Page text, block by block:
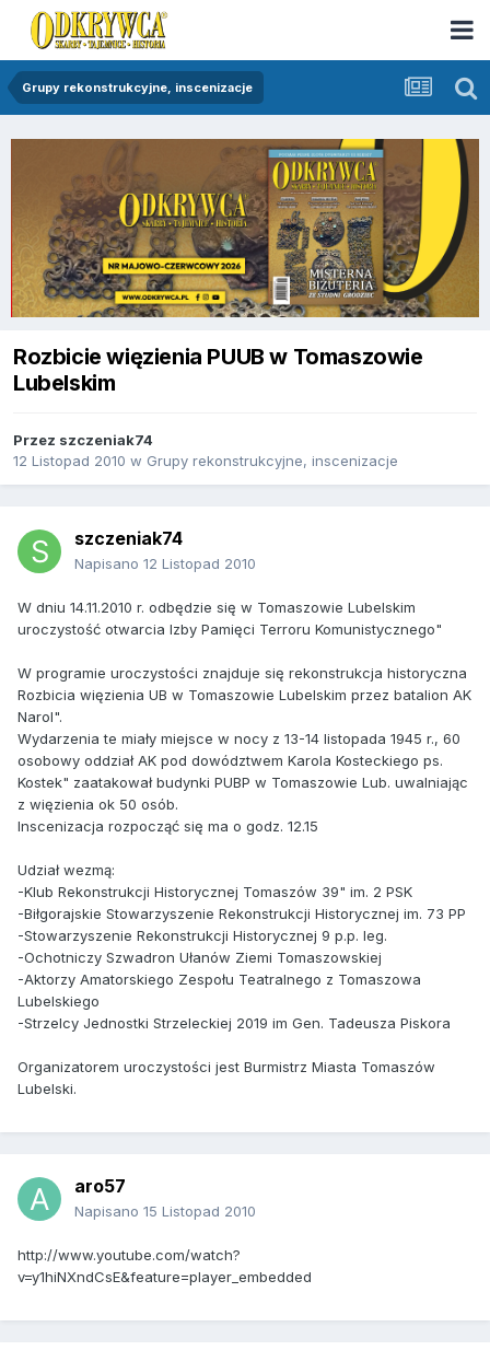
Grupy rekonstrukcyjne, inscenizacje
Rozbicie więzienia PUUB w Tomaszowie
Lubelskim
Przez szczeniak74
12 Listopad 2010 w Grupy rekonstrukcyjne, inscenizacje
szczeniak74
Napisano 12 Listopad 2010
W dniu 14.11.2010 r. odbędzie się w Tomaszowie Lubelskim
uroczystość otwarcia Izby Pamięci Terroru Komunistycznego"
W programie uroczystości znajduje się rekonstrukcja historyczna
Rozbicia więzienia UB w Tomaszowie Lubelskim przez batalion AK
Narol".
Wydarzenia te miały miejsce w nocy z 13-14 listopada 1945 r., 60
osobowy oddział AK pod dowództwem Karola Kosteckiego ps.
Kostek" zaatakował budynki PUBP w Tomaszowie Lub. uwalniając
z więzienia ok 50 osób.
Inscenizacja rozpocząć się ma o godz. 12.15
Udział wezmą:
-Klub Rekonstrukcji Historycznej Tomaszów 39" im. 2 PSK
-Biłgorajskie Stowarzyszenie Rekonstrukcji Historycznej im. 73 PP
-Stowarzyszenie Rekonstrukcji Historycznej 9 p.p. leg.
-Ochotniczy Szwadron Ułanów Ziemi Tomaszowskiej
-Aktorzy Amatorskiego Zespołu Teatralnego z Tomaszowa
Lubelskiego
-Strzelcy Jednostki Strzeleckiej 2019 im Gen. Tadeusza Piskora
Organizatorem uroczystości jest Burmistrz Miasta Tomaszów
Lubelski.
aro57
Napisano 15 Listopad 2010
http://www.youtube.com/watch?
v=y1hiNXndCsE&feature=player_embedded